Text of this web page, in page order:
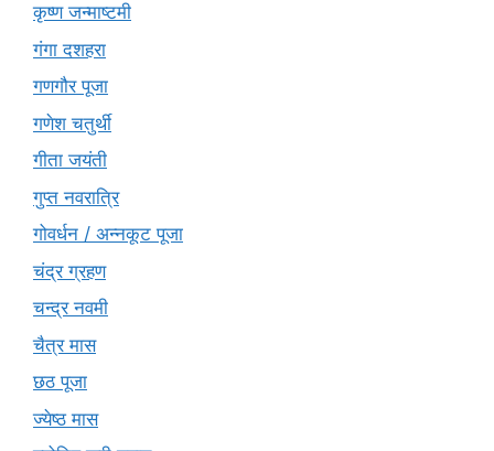
कृष्ण जन्माष्टमी
गंगा दशहरा
गणगौर पूजा
गणेश चतुर्थी
गीता जयंती
गुप्त नवरात्रि
गोवर्धन / अन्नकूट पूजा
चंद्र ग्रहण
चन्द्र नवमी
चैत्र मास
छठ पूजा
ज्येष्ठ मास